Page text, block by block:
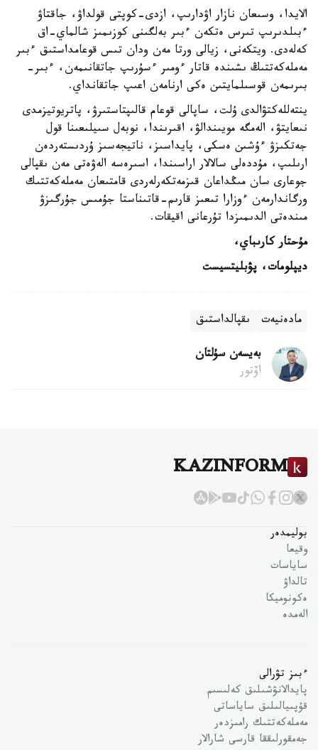
الايدا، وسىعان نازار اۋدارىپ، ازدى-كوپتى قولداۋ، جاقتاۋ
ءبىلدىرىپ تىرس ەتكەن ءبىر بەلگىنى كوزىمىز شالماي-اق
كەلەدى. ويتكەنى، زيالى ورتا مەن ودان تىس قوعامداستىق ءبىر
مەملەكەتتىڭ ىشىندە قاتار ءومىر ءسۇرىپ جاتقانىمەن، ءبىر-
بىرىمەن قوسىلمايتىن ەكى ارنامەن اعىپ جاتقانداي.
ينتەللەكتۋالدى ۇلت، ساپالى قوعام قالىپتاستىرۋ، پاتريوتيزمدى
نىعايتۋ، الەمگە مويىندالۋ، اقىرىندا، نوبەل سىيلىعىنا قول
جەتكىزۋ ءۇشىن ەسكى، پايداسىز، ناتيجەسىز ۇردىستەردەن
ارىلىپ، مۇددەلى سالالار اراسىندا، اسىرەسە الەۋەتى مەن ىقپالى
جوعارى سان مىڭداعان قىزمەتكەرلەردى قامتىعان مەملەكەتتىك
ورگاندارمەن ءوزارا تىعىز قارىم-قاتىناستا جۇمىس جۇرگىزۋ
مىندەتى الدىمىزدا تۇرعانى اقيقات.
مۇحتار كارىباي،
ديپلومات، پۋبليتسيست
مادەنيەت ىقپالداستىق
بەيسەن سۇلتان
اۆتور
KAZINFORM
بوليمدەر
وقيعا
ساياسات
تالداۋ
ەكونوميكا
الەمدە
ءبىز تۋرالى
پايدالانۋشىلىق كەلىسىم
قۇپىيالىلىق ساياساتى
مەملەكەتتىك رامىزدەر
جەمقورلىققا قارسى شارالار